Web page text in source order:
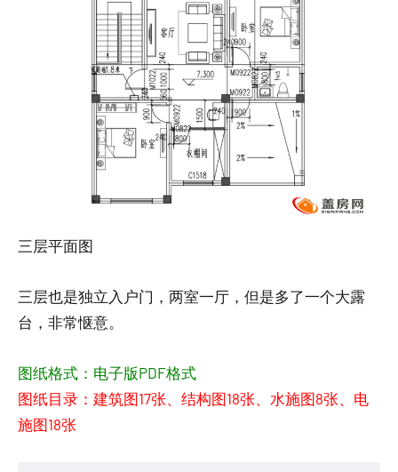
三层平面图
三层也是独立入户门，两室一厅，但是多了一个大露
台，非常惬意。
图纸格式：电子版PDF格式
图纸目录：建筑图17张、结构图18张、水施图8张、电
施图18张